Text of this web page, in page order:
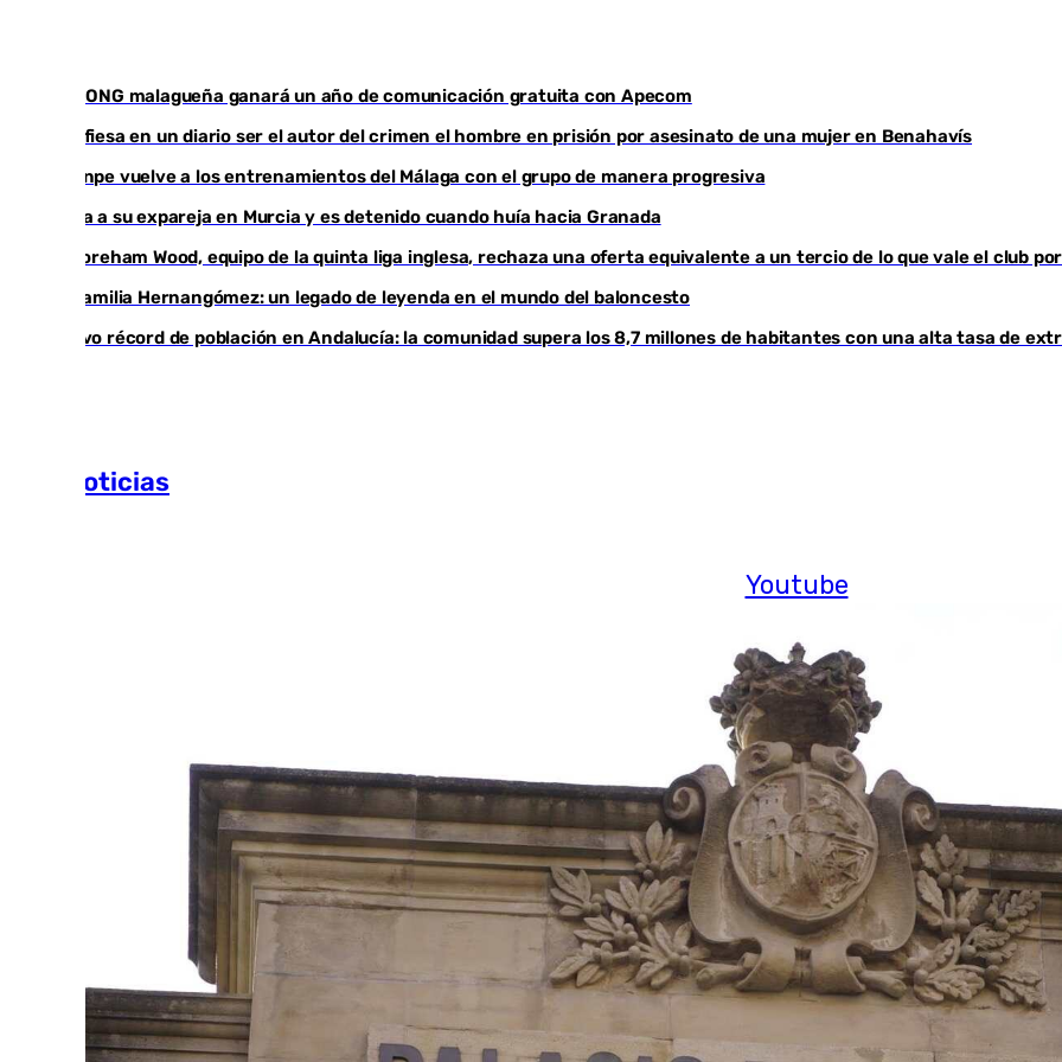
Youtube
Una ONG malagueña ganará un año de comunicación gratuita con Apecom
Confiesa en un diario ser el autor del crimen el hombre en prisión por asesinato de una mujer en Benahavís
Juanpe vuelve a los entrenamientos del Málaga con el grupo de manera progresiva
Mata a su expareja en Murcia y es detenido cuando huía hacia Granada
El Boreham Wood, equipo de la quinta liga inglesa, rechaza una oferta equivalente a un tercio de lo que vale el club
La familia Hernangómez: un legado de leyenda en el mundo del baloncesto
Nuevo récord de población en Andalucía: la comunidad supera los 8,7 millones de habitantes con una alta tasa de
Más noticias